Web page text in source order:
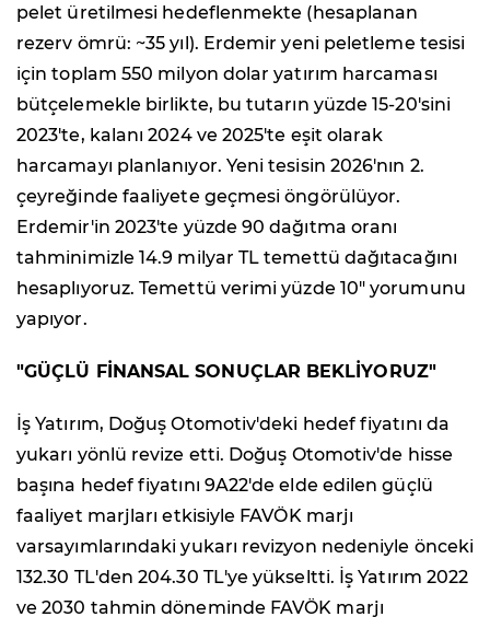
pelet üretilmesi hedeflenmekte (hesaplanan
rezerv ömrü: ~35 yıl). Erdemir yeni peletleme tesisi
için toplam 550 milyon dolar yatırım harcaması
bütçelemekle birlikte, bu tutarın yüzde 15-20'sini
2023'te, kalanı 2024 ve 2025'te eşit olarak
harcamayı planlanıyor. Yeni tesisin 2026'nın 2.
çeyreğinde faaliyete geçmesi öngörülüyor.
Erdemir'in 2023'te yüzde 90 dağıtma oranı
tahminimizle 14.9 milyar TL temettü dağıtacağını
hesaplıyoruz. Temettü verimi yüzde 10" yorumunu
yapıyor.
"GÜÇLÜ FİNANSAL SONUÇLAR BEKLİYORUZ"
İş Yatırım, Doğuş Otomotiv'deki hedef fiyatını da
yukarı yönlü revize etti. Doğuş Otomotiv'de hisse
başına hedef fiyatını 9A22'de elde edilen güçlü
faaliyet marjları etkisiyle FAVÖK marjı
varsayımlarındaki yukarı revizyon nedeniyle önceki
132.30 TL'den 204.30 TL'ye yükseltti. İş Yatırım 2022
ve 2030 tahmin döneminde FAVÖK marjı